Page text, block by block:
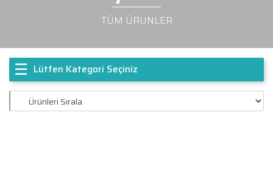
TÜM ÜRÜNLER
☰ Lütfen Kategori Seçiniz